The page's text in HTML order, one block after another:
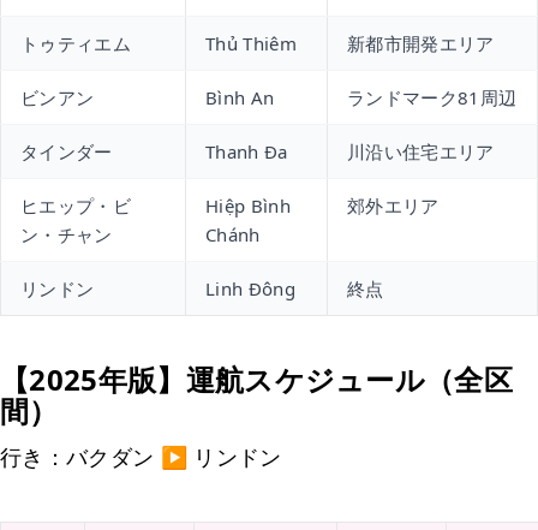
トゥティエム Thủ Thiêm 新都市開発エリア
ビンアン Bình An ランドマーク81周辺
タインダー Thanh Đa 川沿い住宅エリア
ヒエップ・ビ
ン・チャン
Hiệp Bình
Chánh
郊外エリア
リンドン Linh Đông 終点
【2025年版】運航スケジュール（全区
間）
行き：バクダン ▶ リンドン